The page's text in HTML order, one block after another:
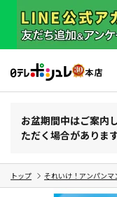
お盆期間中はご案内
ただく場合がありま
トップ それいけ！アンパンマ